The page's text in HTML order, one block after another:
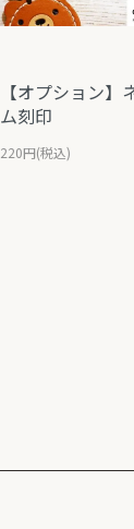
【オプション】
ム刻印
220円(税込)